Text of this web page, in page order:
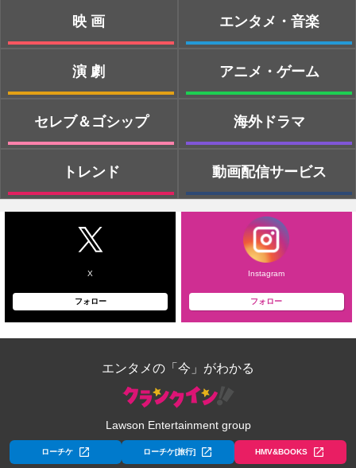
映画
演劇
セレブ＆ゴシップ
トレンド
エンタメ・音楽
アニメ・ゲーム
海外ドラマ
動画配信サービス
X
フォロー
Instagram
フォロー
エンタメの「今」がわかる
Lawson Entertainment group
ローチケ ローチケ[旅行] HMV&BOOKS